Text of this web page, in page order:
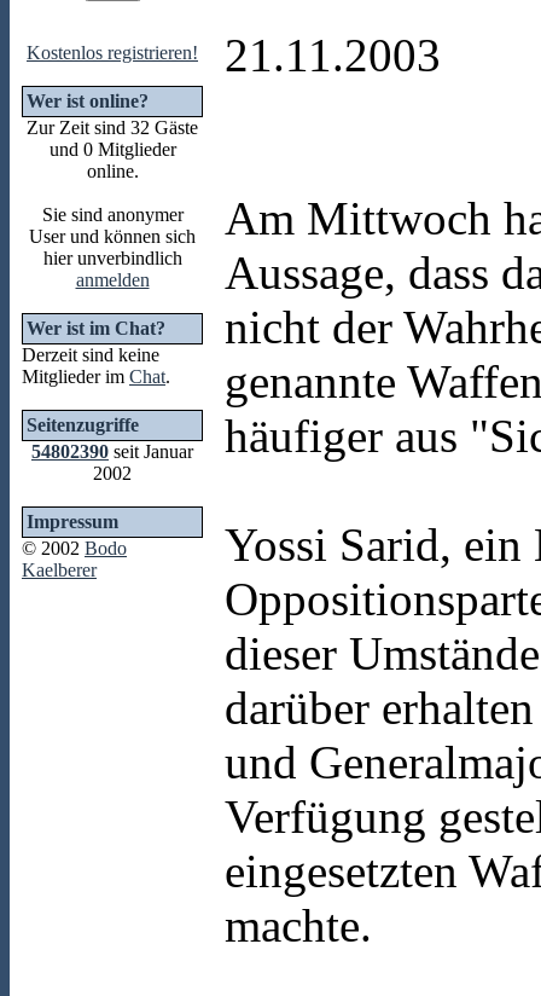
Kostenlos registrieren!
Wer ist online?
Zur Zeit sind 32 Gäste
und 0 Mitglieder
online.
Sie sind anonymer
User und können sich
hier unverbindlich
anmelden
Wer ist im Chat?
Derzeit sind keine
Mitglieder im Chat.
Seitenzugriffe
54802390 seit Januar
2002
Impressum
© 2002 Bodo
Kaelberer
21.11.2003
Am Mittwoch
Aussage, dass
nicht der
genannte
häufiger aus
Yossi Sarid, ein
dieser
darüber
und
Verfügung
eingesetzten
machte.